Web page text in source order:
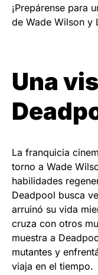
¡Prepárense para
de Wade Wilson y
Una
La franquicia
torno a Wade
habilidades
Deadpool busca
arruinó su vida
cruza con otros
muestra a
mutantes y
viaja en el tiempo.